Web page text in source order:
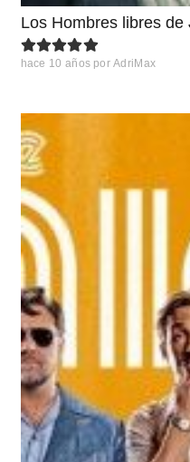
Los Hombres libres de
hace 10 años por AdriMax